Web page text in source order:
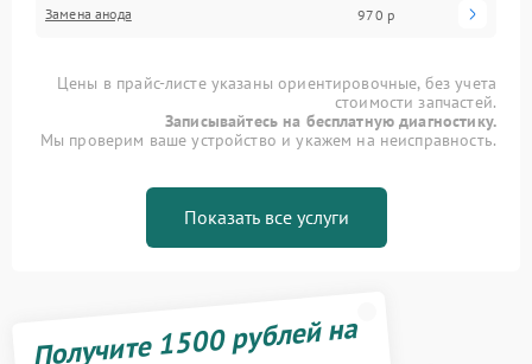
Замена анода 970 р
Цены в прайс-листе указаны ориентировочные, без учета
стоимости запчастей.
Записывайтесь на бесплатную диагностику.
Мы проверим ваше устройство и укажем на неисправность.
Показать все услуги
Получите 1500 рублей на